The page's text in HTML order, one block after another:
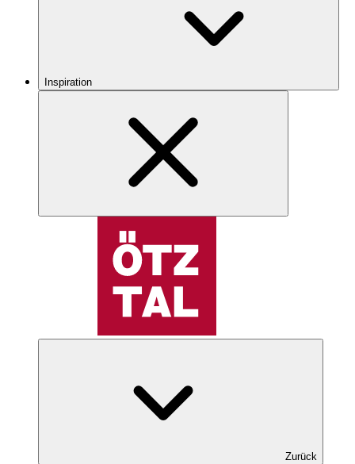
Inspiration
Zurück